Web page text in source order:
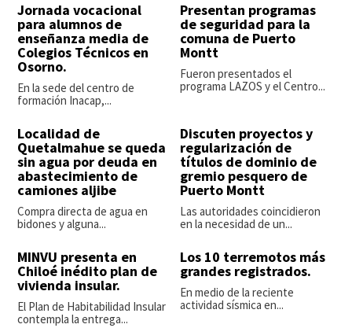
Jornada vocacional
para alumnos de
enseñanza media de
Colegios Técnicos en
Osorno.
En la sede del centro de
formación Inacap,...
Presentan programas
de seguridad para la
comuna de Puerto
Montt
Fueron presentados el
programa LAZOS y el Centro...
Localidad de
Quetalmahue se queda
sin agua por deuda en
abastecimiento de
camiones aljibe
Compra directa de agua en
bidones y alguna...
Discuten proyectos y
regularización de
títulos de dominio de
gremio pesquero de
Puerto Montt
Las autoridades coincidieron
en la necesidad de un...
MINVU presenta en
Chiloé inédito plan de
vivienda insular.
El Plan de Habitabilidad Insular
contempla la entrega...
Los 10 terremotos más
grandes registrados.
En medio de la reciente
actividad sísmica en...